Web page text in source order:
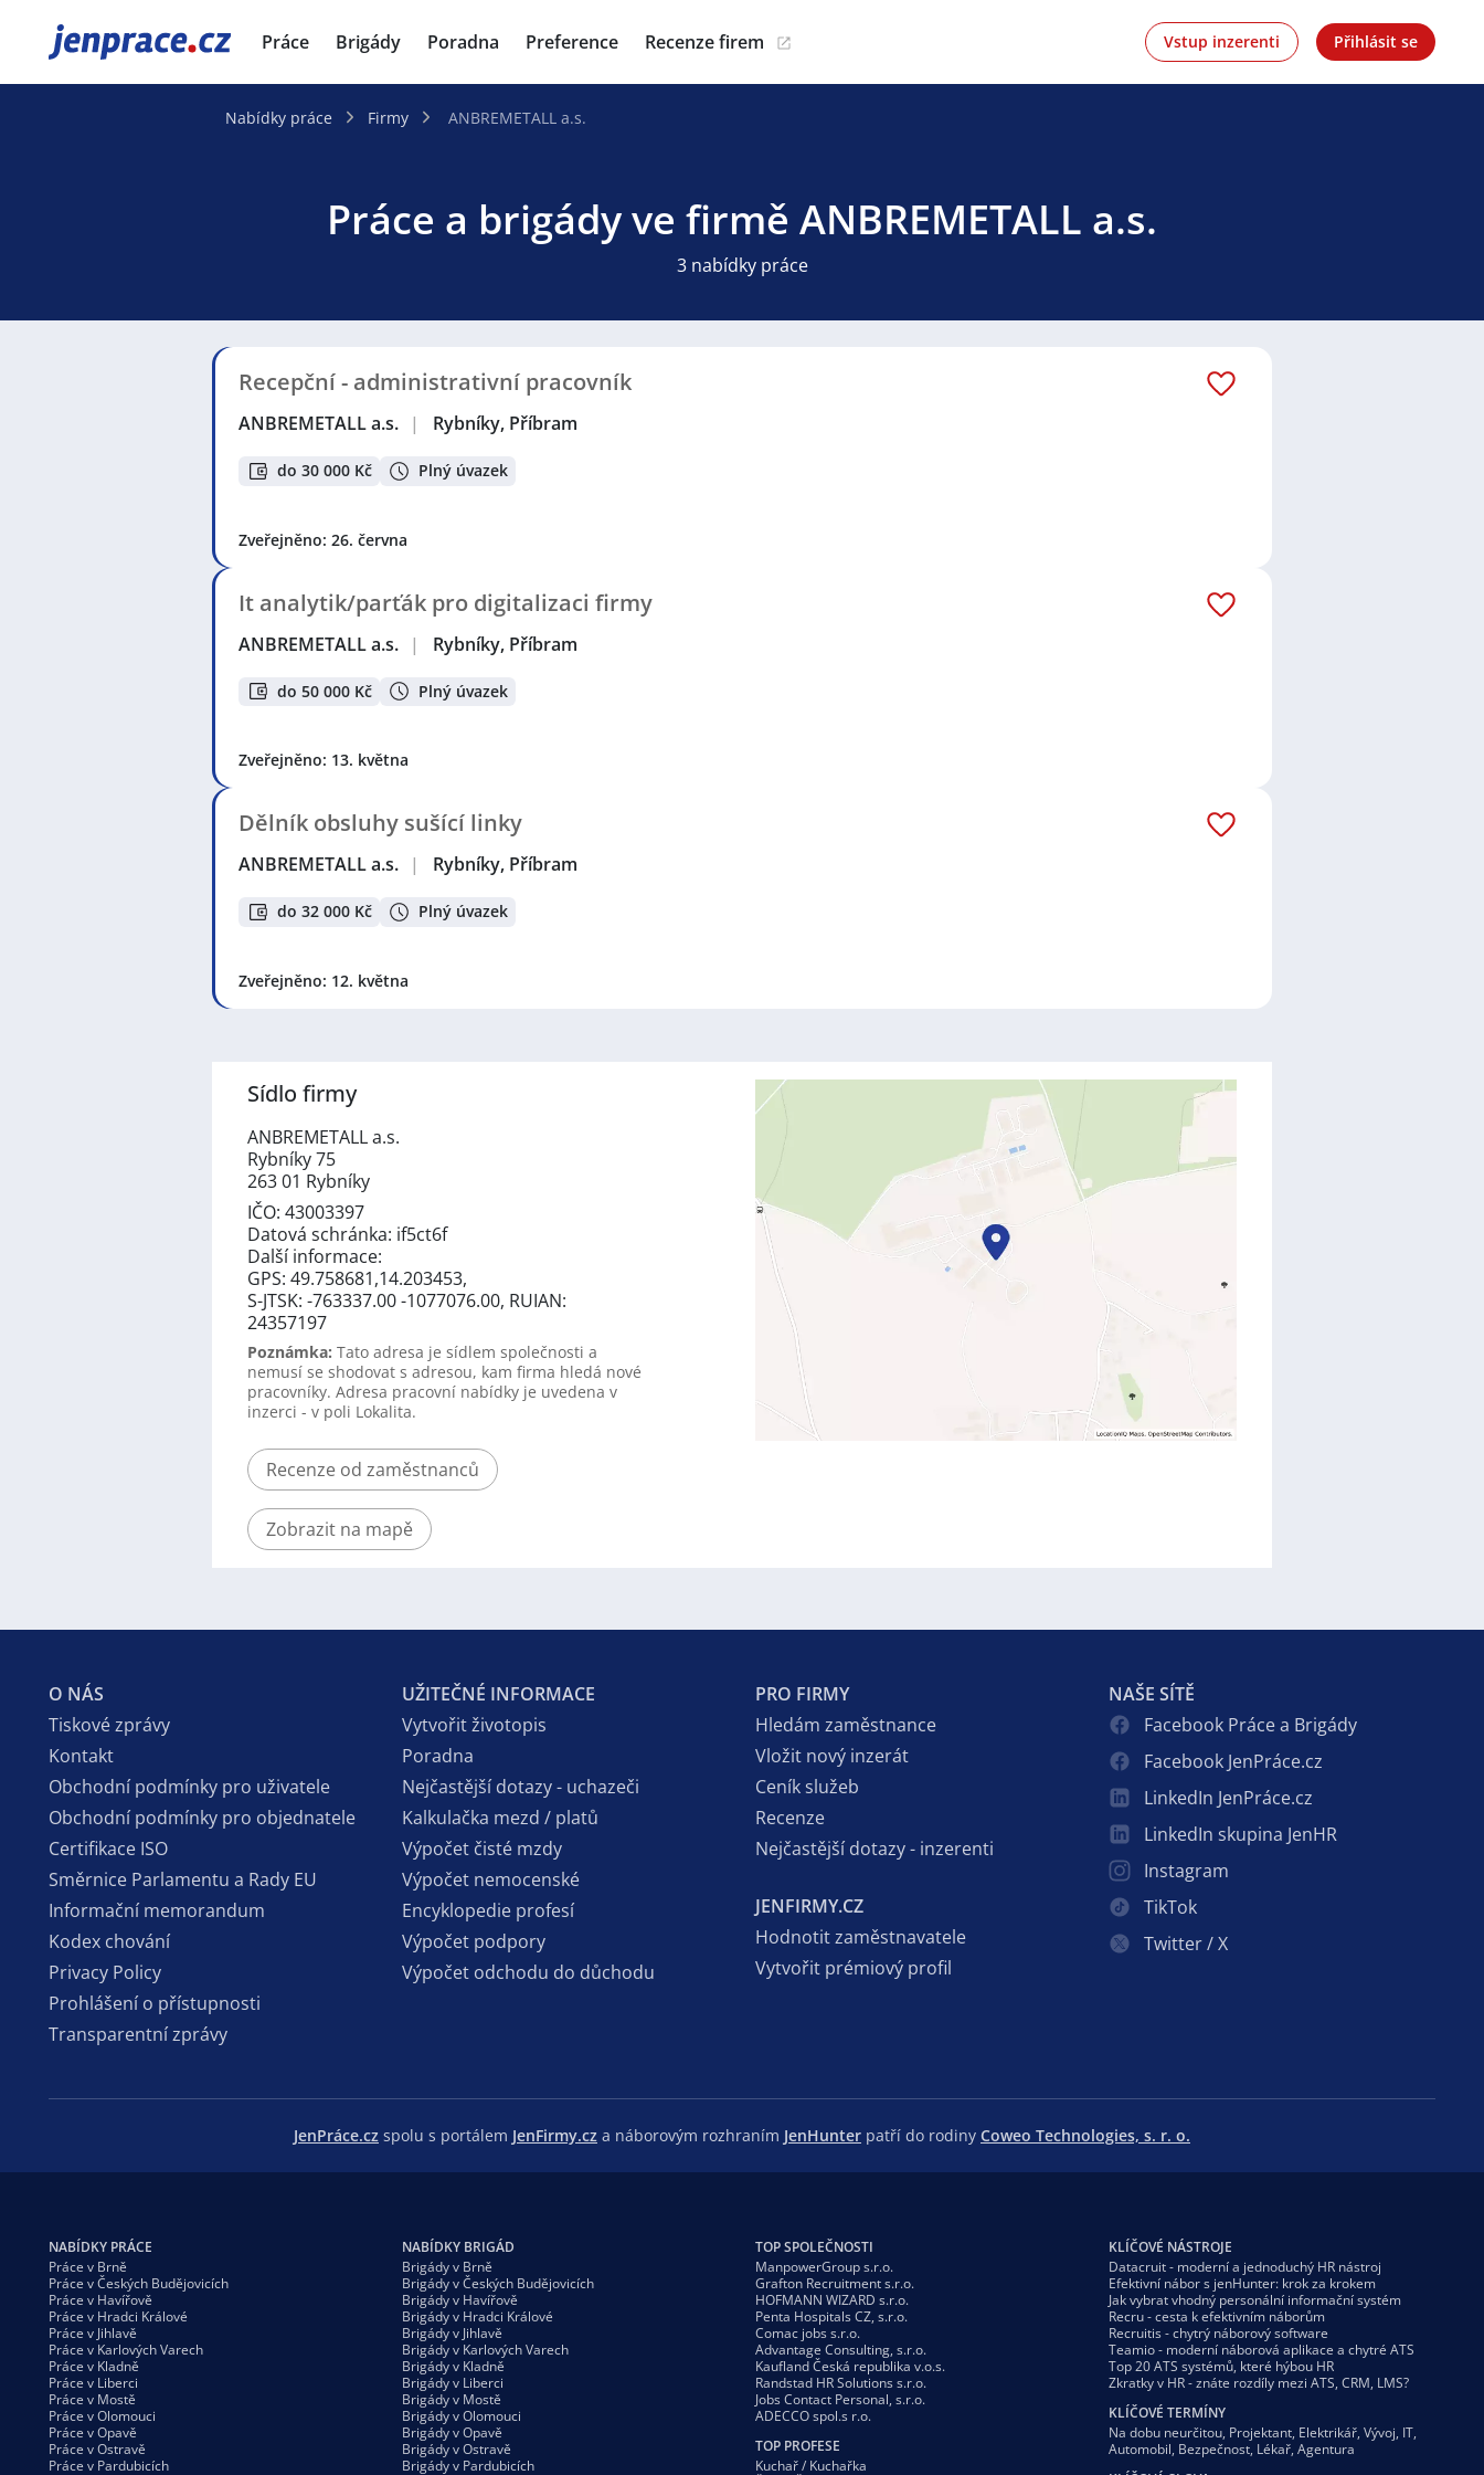
JenPráce.cz Práce Brigády Poradna Preference Recenze firem Vstup inzerenti Přihlásit se
Nabídky práce Firmy ANBREMETALL a.s.
Práce a brigády ve firmě ANBREMETALL a.s.
3 nabídky práce
Recepční - administrativní pracovník
ANBREMETALL a.s. | Rybníky, Příbram
do 30 000 Kč Plný úvazek
Zveřejněno: 26. června
It analytik/parťák pro digitalizaci firmy
ANBREMETALL a.s. | Rybníky, Příbram
do 50 000 Kč Plný úvazek
Zveřejněno: 13. května
Dělník obsluhy sušící linky
ANBREMETALL a.s. | Rybníky, Příbram
do 32 000 Kč Plný úvazek
Zveřejněno: 12. května
Sídlo firmy
ANBREMETALL a.s.
Rybníky 75
263 01 Rybníky
IČO: 43003397
Datová schránka: if5ct6f
Další informace:
GPS: 49.758681,14.203453,
S-JTSK: -763337.00 -1077076.00, RUIAN:
24357197
Poznámka: Tato adresa je sídlem společnosti a
nemusí se shodovat s adresou, kam firma hledá nové
pracovníky. Adresa pracovní nabídky je uvedena v
inzerci - v poli Lokalita.
Recenze od zaměstnanců
Zobrazit na mapě
O NÁS
Tiskové zprávy
Kontakt
Obchodní podmínky pro uživatele
Obchodní podmínky pro objednatele
Certifikace ISO
Směrnice Parlamentu a Rady EU
Informační memorandum
Kodex chování
Privacy Policy
Prohlášení o přístupnosti
Transparentní zprávy
UŽITEČNÉ INFORMACE
Vytvořit životopis
Poradna
Nejčastější dotazy - uchazeči
Kalkulačka mezd / platů
Výpočet čisté mzdy
Výpočet nemocenské
Encyklopedie profesí
Výpočet podpory
Výpočet odchodu do důchodu
PRO FIRMY
Hledám zaměstnance
Vložit nový inzerát
Ceník služeb
Recenze
Nejčastější dotazy - inzerenti
JENFIRMY.CZ
Hodnotit zaměstnavatele
Vytvořit prémiový profil
NAŠE SÍTĚ
Facebook Práce a Brigády
Facebook JenPráce.cz
LinkedIn JenPráce.cz
LinkedIn skupina JenHR
Instagram
TikTok
Twitter / X
JenPráce.cz spolu s portálem JenFirmy.cz a náborovým rozhraním JenHunter patří do rodiny Coweo Technologies, s. r. o.
NABÍDKY PRÁCE
Práce v Brně
Práce v Českých Budějovicích
Práce v Havířově
Práce v Hradci Králové
Práce v Jihlavě
Práce v Karlových Varech
Práce v Kladně
Práce v Liberci
Práce v Mostě
Práce v Olomouci
Práce v Opavě
Práce v Ostravě
Práce v Pardubicích
NABÍDKY BRIGÁD
Brigády v Brně
Brigády v Českých Budějovicích
Brigády v Havířově
Brigády v Hradci Králové
Brigády v Jihlavě
Brigády v Karlových Varech
Brigády v Kladně
Brigády v Liberci
Brigády v Mostě
Brigády v Olomouci
Brigády v Opavě
Brigády v Ostravě
Brigády v Pardubicích
TOP SPOLEČNOSTI
ManpowerGroup s.r.o.
Grafton Recruitment s.r.o.
HOFMANN WIZARD s.r.o.
Penta Hospitals CZ, s.r.o.
Comac jobs s.r.o.
Advantage Consulting, s.r.o.
Kaufland Česká republika v.o.s.
Randstad HR Solutions s.r.o.
Jobs Contact Personal, s.r.o.
ADECCO spol.s r.o.
TOP PROFESE
Kuchař / Kuchařka
KLÍČOVÉ NÁSTROJE
Datacruit - moderní a jednoduchý HR nástroj
Efektivní nábor s jenHunter: krok za krokem
Jak vybrat vhodný personální informační systém
Recru - cesta k efektivním náborům
Recruitis - chytrý náborový software
Teamio - moderní náborová aplikace a chytré ATS
Top 20 ATS systémů, které hýbou HR
Zkratky v HR - znáte rozdíly mezi ATS, CRM, LMS?
KLÍČOVÉ TERMÍNY
Na dobu neurčitou, Projektant, Elektrikář, Vývoj, IT,
Automobil, Bezpečnost, Lékař, Agentura